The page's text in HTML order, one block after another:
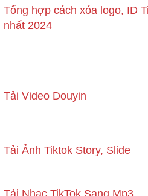
Tổng hợp cách xóa logo, ID
nhất 2024
Tải Video Douyin
Tải Ảnh Tiktok Story, Slide
Tải Nhạc TikTok Sang Mp3